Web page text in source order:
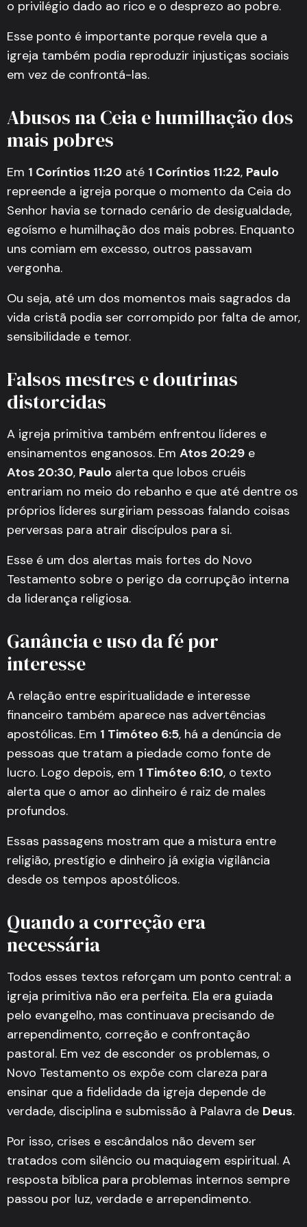
o privilégio dado ao rico e o desprezo ao pobre.
Esse ponto é importante porque revela que a
igreja também podia reproduzir injustiças sociais
em vez de confrontá-las.
Abusos na Ceia e humilhação dos
mais pobres
Em 1 Coríntios 11:20 até 1 Coríntios 11:22, Paulo
repreende a igreja porque o momento da Ceia do
Senhor havia se tornado cenário de desigualdade,
egoísmo e humilhação dos mais pobres. Enquanto
uns comiam em excesso, outros passavam
vergonha.
Ou seja, até um dos momentos mais sagrados da
vida cristã podia ser corrompido por falta de amor,
sensibilidade e temor.
Falsos mestres e doutrinas
distorcidas
A igreja primitiva também enfrentou líderes e
ensinamentos enganosos. Em Atos 20:29 e
Atos 20:30, Paulo alerta que lobos cruéis
entrariam no meio do rebanho e que até dentre os
próprios líderes surgiriam pessoas falando coisas
perversas para atrair discípulos para si.
Esse é um dos alertas mais fortes do Novo
Testamento sobre o perigo da corrupção interna
da liderança religiosa.
Ganância e uso da fé por
interesse
A relação entre espiritualidade e interesse
financeiro também aparece nas advertências
apostólicas. Em 1 Timóteo 6:5, há a denúncia de
pessoas que tratam a piedade como fonte de
lucro. Logo depois, em 1 Timóteo 6:10, o texto
alerta que o amor ao dinheiro é raiz de males
profundos.
Essas passagens mostram que a mistura entre
religião, prestígio e dinheiro já exigia vigilância
desde os tempos apostólicos.
Quando a correção era
necessária
Todos esses textos reforçam um ponto central: a
igreja primitiva não era perfeita. Ela era guiada
pelo evangelho, mas continuava precisando de
arrependimento, correção e confrontação
pastoral. Em vez de esconder os problemas, o
Novo Testamento os expõe com clareza para
ensinar que a fidelidade da igreja depende de
verdade, disciplina e submissão à Palavra de Deus.
Por isso, crises e escândalos não devem ser
tratados com silêncio ou maquiagem espiritual. A
resposta bíblica para problemas internos sempre
passou por luz, verdade e arrependimento.